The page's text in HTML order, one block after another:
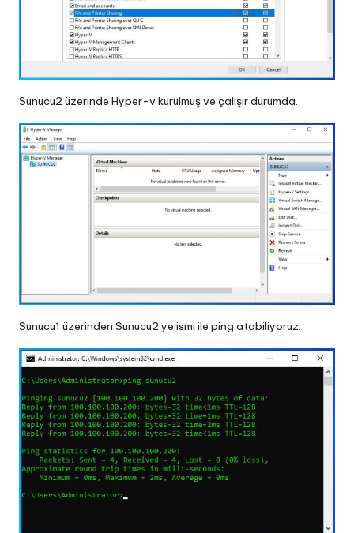
Sunucu2 üzerinde Hyper-v kurulmuş ve çalışır durumda.
Sunucu1 üzerinden Sunucu2’ye ismi ile ping atabiliyoruz.